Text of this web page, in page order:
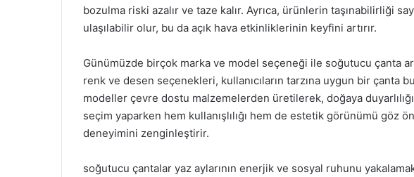
bozulma riski azalır ve taze kalır. Ayrıca, ürünlerin taşınabilirliği
ulaşılabilir olur, bu da açık hava etkinliklerinin keyfini artırır.
Günümüzde birçok marka ve model seçeneği ile soğutucu çanta
renk ve desen seçenekleri, kullanıcıların tarzına uygun bir çanta
modeller çevre dostu malzemelerden üretilerek, doğaya
seçim yaparken hem kullanışlılığı hem de estetik görünümü göz
deneyimini zenginleştirir.
soğutucu çantalar yaz aylarının enerjik ve sosyal ruhunu